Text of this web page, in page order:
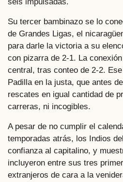
Su tercer bambinazo se lo
de Grandes Ligas, el
para darle la victoria a su
con pizarra de 2-1. La
central, tras conteo de 2-2.
Padilla en la justa, que antes
rescates en igual cantidad de
carreras, ni incogibles.
A pesar de no cumplir el
temporadas atrás, los Indios
confianza al capitalino, y
incluyeron entre sus tres
extranjeros de cara a la